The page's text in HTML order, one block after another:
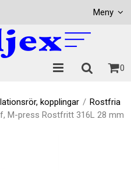
Meny
0
kopplingar / Rostfria
M-press Rostfritt 316L 28 mm